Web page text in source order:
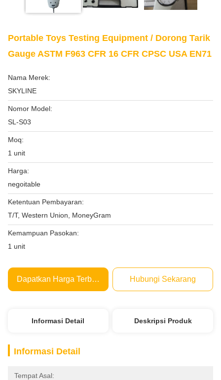
Portable Toys Testing Equipment / Dorong Tarik
Gauge ASTM F963 CFR 16 CFR CPSC USA EN71
Nama Merek:
SKYLINE
Nomor Model:
SL-S03
Moq:
1 unit
Harga:
negoitable
Ketentuan Pembayaran:
T/T, Western Union, MoneyGram
Kemampuan Pasokan:
1 unit
Dapatkan Harga Terbaik Hubungi Sekarang
Informasi Detail Deskripsi Produk
Informasi Detail
Tempat Asal: